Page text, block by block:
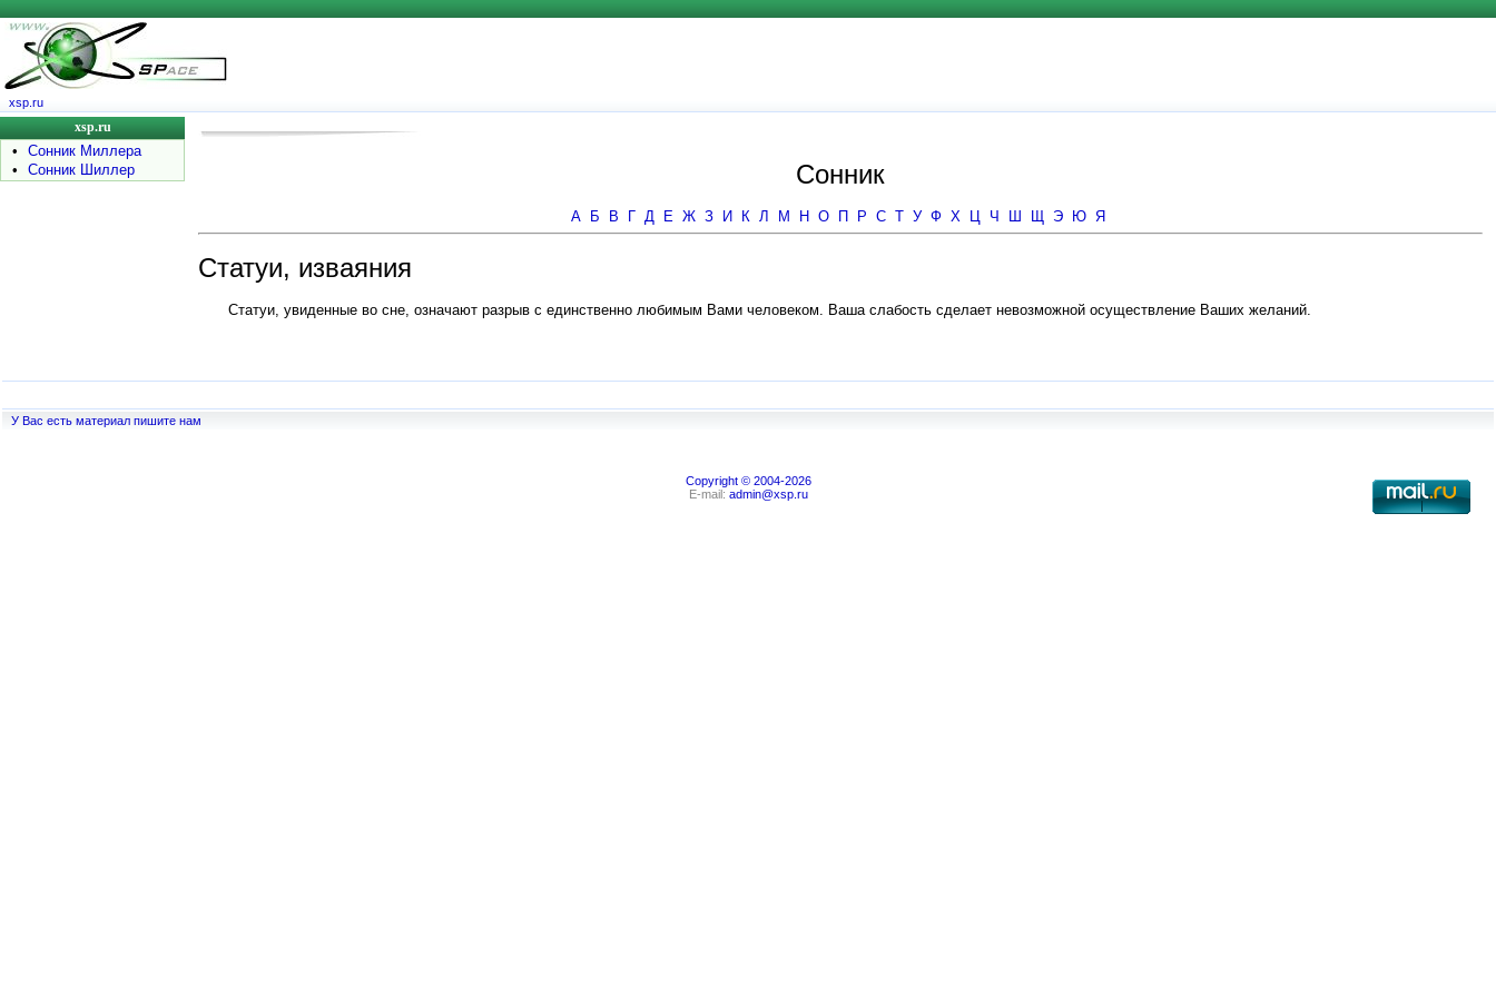
xsp.ru
xsp.ru
•
Сонник Миллера
•
Сонник Шиллер Сонник
А Б В Г Д Е Ж З И К Л М Н О П Р С Т У Ф Х Ц Ч Ш Щ Э Ю Я
Статуи, изваяния
Статуи, увиденные во сне, означают разрыв с единственно любимым Вами человеком. Ваша слабость сделает невозможной осуществление Ваших желаний.
У Вас есть материал пишите нам
Copyright © 2004-2026
E-mail: admin@xsp.ru